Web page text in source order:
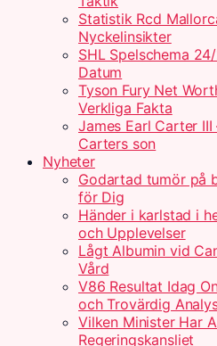
Statistik Rcd
Nyckelinsikter
SHL Spelschema
Datum
Tyson Fury Net
Verkliga Fakta
James Earl Carter
Carters son
Nyheter
Godartad tumör på
för Dig
Händer i karlstad i
och Upplevelser
Lågt Albumin vid
Vård
V86 Resultat Idag
och Trovärdig
Vilken Minister Har
Regeringskansliet